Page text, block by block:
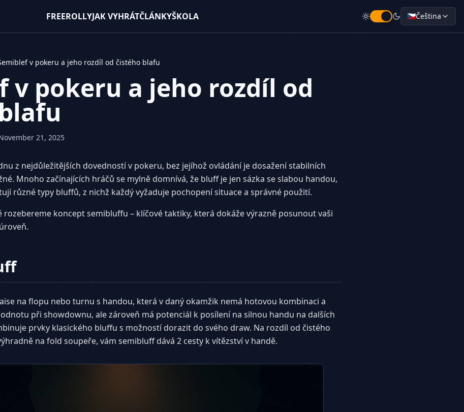
FREEROLLYJAK VYHRÁTČLÁNKYŠKOLA 🇨🇿Čeština
v pokeru a jeho rozdíl od čistého blafu
v pokeru a jeho rozdíl od
21, 2025
z nejdůležitějších dovedností v pokeru, bez jejíhož ovládání je dosažení stabilních
Mnoho začínajících hráčů se mylně domnívá, že bluff je jen sázka se slabou handou,
různé typy bluffů, z nichž každý vyžaduje pochopení situace a správné použití.
koncept semibluffu – klíčové taktiky, která dokáže výrazně posunout vaši
na flopu nebo turnu s handou, která v daný okamžik nemá hotovou kombinaci a
při showdownu, ale zároveň má potenciál k posílení na silnou handu na dalších
prvky klasického bluffu s možností dorazit do svého draw. Na rozdíl od čistého
na fold soupeře, vám semibluff dává 2 cesty k vítězství v handě.